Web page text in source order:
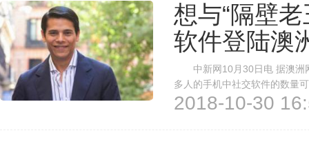
想与“隔壁
软件登陆澳
中新网10月30日电 据澳洲
多人的手机中社交软件的数量
其他地区甚至国家的陌生人，
2018-10-30